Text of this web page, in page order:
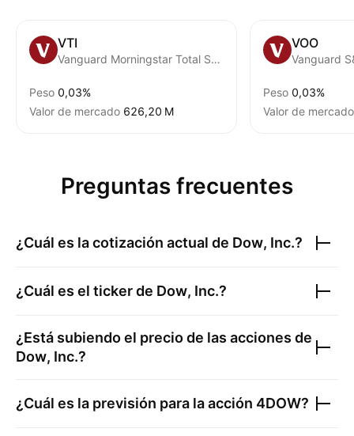
VTI
Vanguard Morningstar Total Stock Market ETF
Peso 0,03%
Valor de mercado ‪626,20 M‬
VOO
Vanguard
Peso 0,03%
Valor de mercado
Preguntas frecuentes
¿Cuál es la cotización actual de Dow, Inc.?
¿Cuál es el ticker de Dow, Inc.?
¿Está subiendo el precio de las acciones de
Dow, Inc.?
¿Cuál es la previsión para la acción 4DOW?